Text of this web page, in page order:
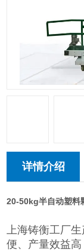
详情介绍
20-50kg半自动塑料
上海铸衡工厂
便、产量效益